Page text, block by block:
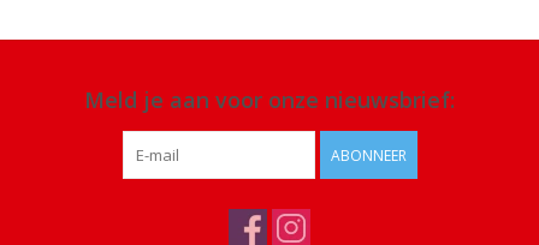
Meld je aan voor onze nieuwsbrief:
ABONNEER